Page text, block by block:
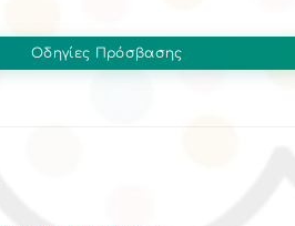
Οδηγίες Πρόσβασης